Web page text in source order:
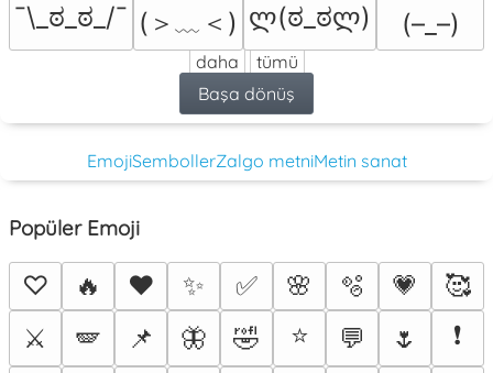
¯\_ಠ_ಠ_/¯ (＞﹏＜) ლ(ಠ_ಠლ) (–_–)
daha
tümü
Başa dönüş
EmojiSembollerZalgo metniMetin sanat
Popüler Emoji
♡ 🔥 ❤️ ✨ ✅ 🌸 🫧 💗
🥰
⚔️
🪽 📌 🦋 🤣 ⭐ 💬 🌷
❗